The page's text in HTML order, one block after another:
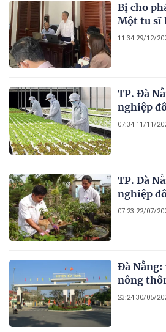
Bị cho
Một tu sĩ
Phật tử
11:34 29/12/
TP. Đà
nghiệp
dụng
07:34 11/11/
TP. Đà
nghiệp
07:23 22/07/
Đà Nẵng:
nông
thay đổi
23:24 30/05/